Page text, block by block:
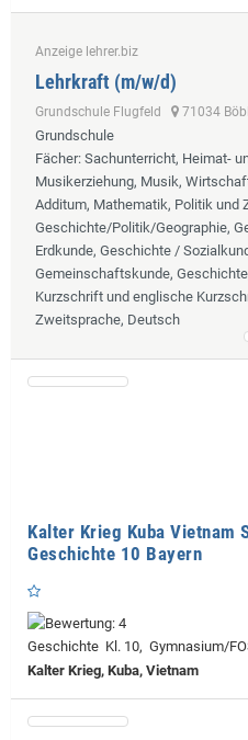
Anzeige lehrer.biz
Lehrkraft (m/w/d)
Grundschule Flugfeld 71034
Grundschule
Fächer: Sachunterricht, Heimat-
Musikerziehung, Musik,
Additum, Mathematik, Politik und
Geschichte/Politik/Geographie,
Erdkunde, Geschichte /
Gemeinschaftskunde,
Kurzschrift und englische
Zweitsprache, Deutsch
Kalter Krieg Kuba Vietnam
Geschichte 10 Bayern
Geschichte Kl. 10, Gymnasium/
Kalter Krieg, Kuba, Vietnam